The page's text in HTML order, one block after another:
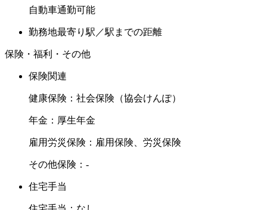
自動車通勤可能
勤務地最寄り駅／駅までの距離
保険・福利・その他
保険関連
健康保険：社会保険（協会けんぽ）
年金：厚生年金
雇用労災保険：雇用保険、労災保険
その他保険：-
住宅手当